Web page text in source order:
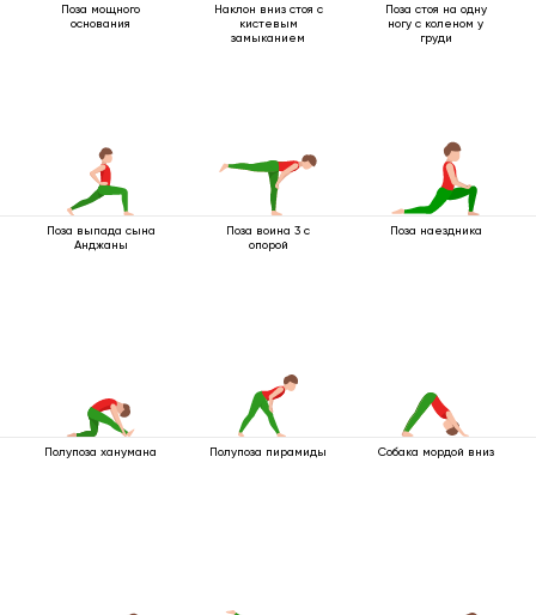
Поза мощного
основания
Наклон вниз стоя с
кистевым
замыканием
Поза стоя на одну
ногу с коленом у
груди
Поза выпада сына
Анджаны
Поза воина 3 с
опорой
Поза наездника
Полупоза ханумана Полупоза пирамиды Собака мордой вниз